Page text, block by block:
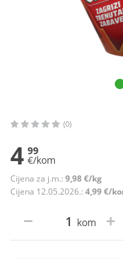
(0)
4 99
€/kom
Cijena za j.m.: 9,98 €/kg
Cijena 12.05.2026.: 4,99 €/
kom